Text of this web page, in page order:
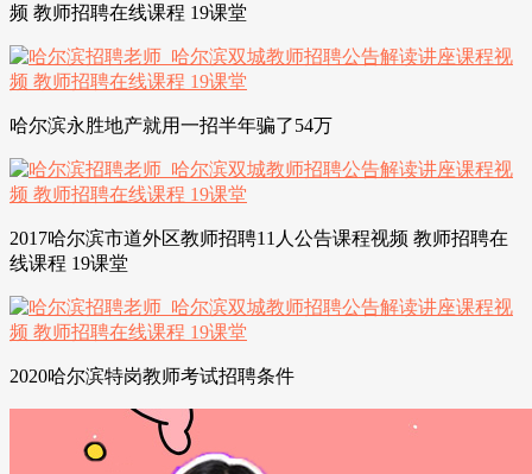
频 教师招聘在线课程 19课堂
哈尔滨永胜地产就用一招半年骗了54万
2017哈尔滨市道外区教师招聘11人公告课程视频 教师招聘在
线课程 19课堂
2020哈尔滨特岗教师考试招聘条件